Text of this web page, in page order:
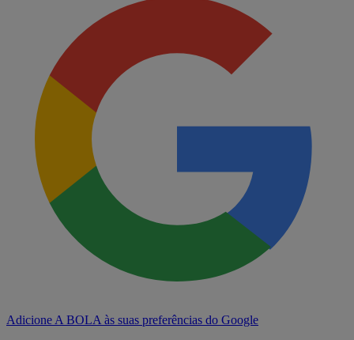
Adicione A BOLA às suas preferências do Google